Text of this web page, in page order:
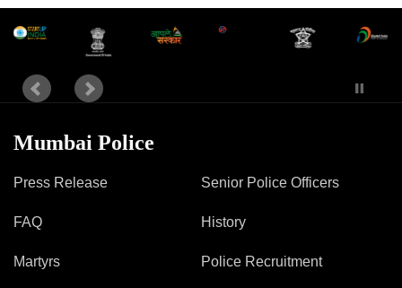
Mumbai Police
Press Release
FAQ
Martyrs
Senior Police Officers
History
Police Recruitment